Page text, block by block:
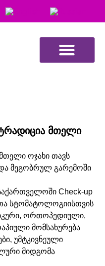
მთელი
ოჯახი თავს
მეგობრულ გარემოში
Check-up
სტომატოლოგიისთვის
ორთოპედიული,
მომსახურება
უმტკივნეული
მიდგომა